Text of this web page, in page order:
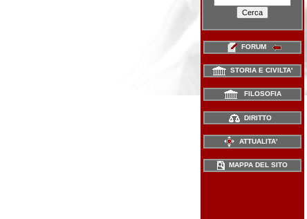
FORUM
STORIA E CIVILTA'
FILOSOFIA
DIRITTO
ATTUALITA'
MAPPA DEL SITO